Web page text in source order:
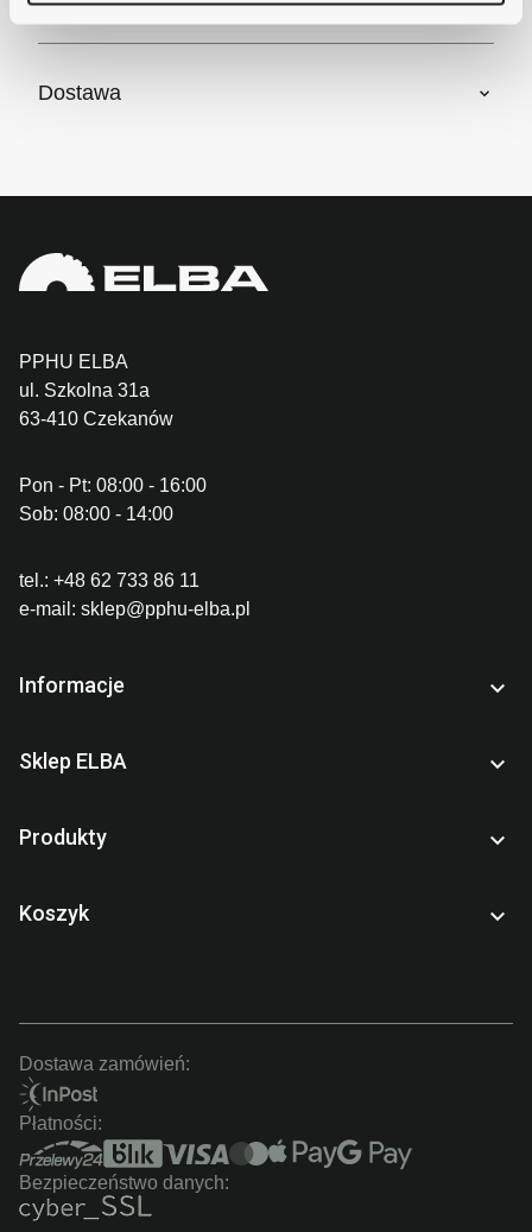
Dostawa
PPHU ELBA
ul. Szkolna 31a
63-410 Czekanów
Pon - Pt: 08:00 - 16:00
Sob: 08:00 - 14:00
tel.: +48 62 733 86 11
e-mail: sklep@pphu-elba.pl
Informacje 
Sklep ELBA 
Produkty 
Koszyk 
Dostawa zamówień:
Płatności:
Bezpieczeństwo danych: